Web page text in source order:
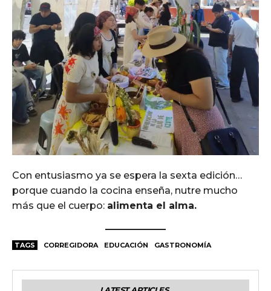
Con entusiasmo ya se espera la sexta edición…
porque cuando la cocina enseña, nutre mucho
más que el cuerpo: alimenta el alma.
TAGS CORREGIDORA EDUCACIÓN GASTRONOMÍA